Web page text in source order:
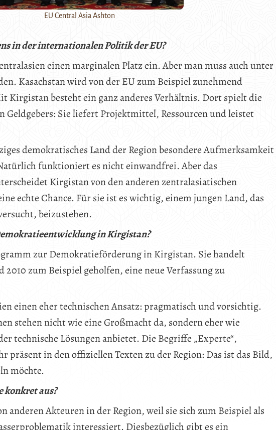
EU Central Asia Ashton
in der internationalen Politik der EU?
einen marginalen Platz ein. Aber man muss auch unter
Kasachstan wird von der EU zum Beispiel zunehmend
Kirgistan besteht ein ganz anderes Verhältnis. Dort spielt die
Geldgebers: Sie liefert Projektmittel, Ressourcen und leistet
demokratisches Land der Region besondere Aufmerksamkeit
funktioniert es nicht einwandfrei. Aber das
Kirgistan von den anderen zentralasiatischen
echte Chance. Für sie ist es wichtig, einem jungen Land, das
beizustehen.
in Kirgistan?
zur Demokratieförderung in Kirgistan. Sie handelt
zum Beispiel geholfen, eine neue Verfassung zu
einen eher technischen Ansatz: pragmatisch und vorsichtig.
stehen nicht wie eine Großmacht da, sondern eher wie
technische Lösungen anbietet. Die Begriffe „Experte“,
präsent in den offiziellen Texten zu der Region: Das ist das Bild,
möchte.
konkret aus?
anderen Akteuren in der Region, weil sie sich zum Beispiel als
interessiert. Diesbezüglich gibt es ein